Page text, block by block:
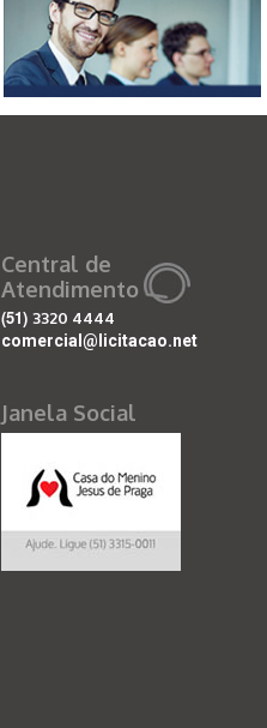
Central de
Atendimento
(51) 3320 4444
comercial@licitacao.net
Janela Social